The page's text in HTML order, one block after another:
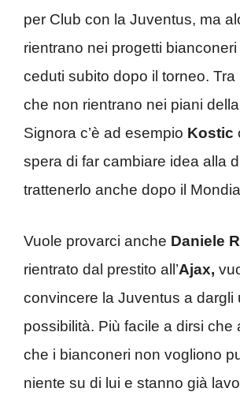
per Club con la Juventus, ma
rientrano nei progetti
ceduti subito dopo il torneo. Tra
che non rientrano nei piani
Signora c’è ad esempio Kostic
spera di far cambiare idea alla
trattenerlo anche dopo il
Vuole provarci anche Daniele
rientrato dal prestito all’Ajax,
convincere la Juventus a dargli
possibilità. Più facile a dirsi che
che i bianconeri non vogliono
niente su di lui e stanno già